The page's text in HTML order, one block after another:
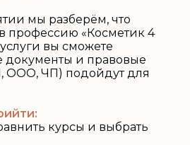
мы разберём, что
профессию «Косметик 4
вы сможете
документы и правовые
ЧП) подойдут для
курсы и выбрать